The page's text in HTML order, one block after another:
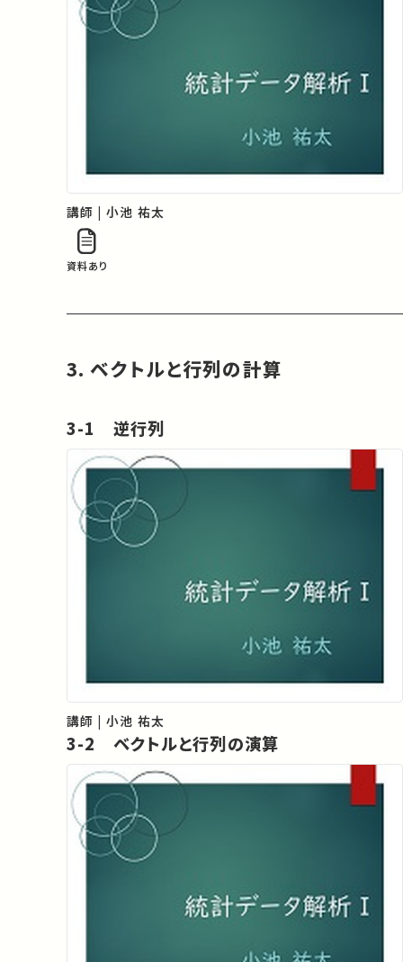
講師 | 小池 祐太
資料あり
3. ベクトルと行列の計算
3-1 逆行列
講師 | 小池 祐太
3-2 ベクトルと行列の演算